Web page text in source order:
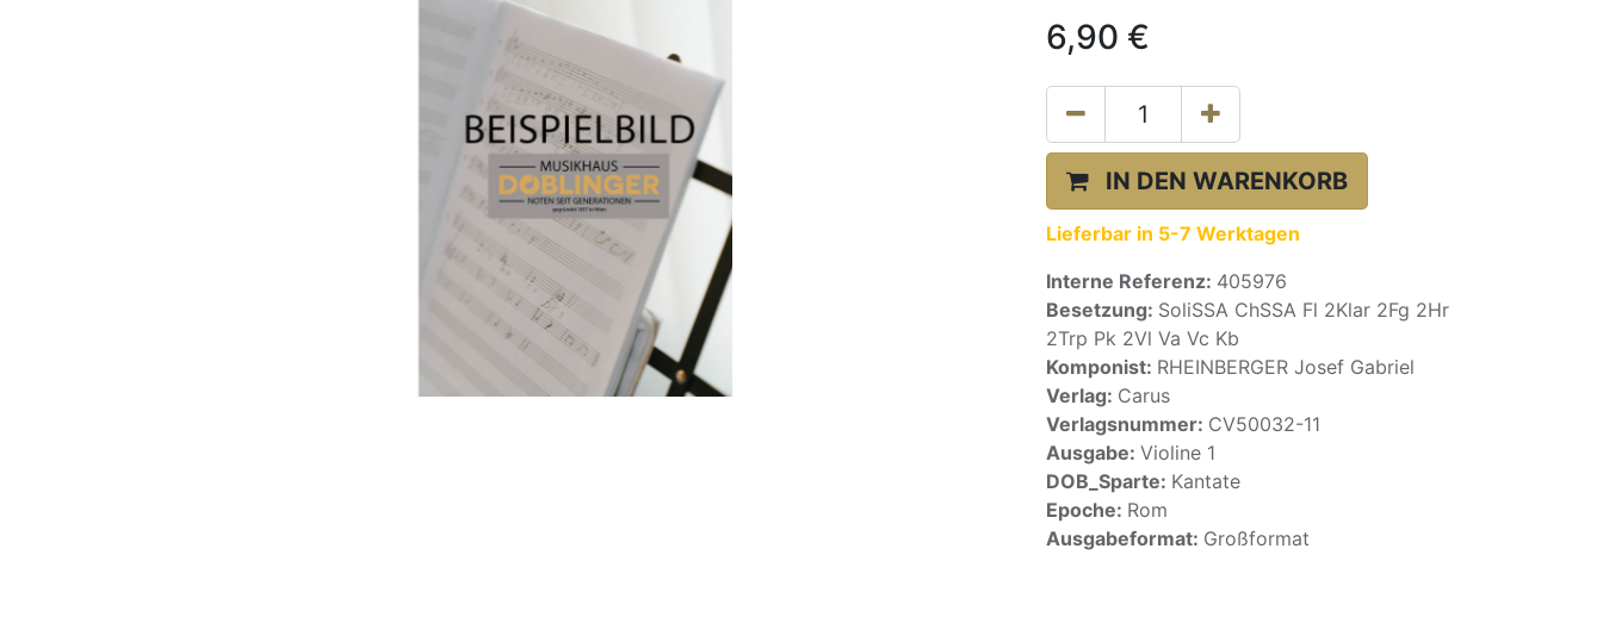
6,90 €
IN DEN WARENKORB
Lieferbar in 5-7 Werktagen
Interne Referenz: 405976
Besetzung: SoliSSA ChSSA Fl 2Klar 2Fg 2Hr
2Trp Pk 2Vl Va Vc Kb
Komponist: RHEINBERGER Josef Gabriel
Verlag: Carus
Verlagsnummer: CV50032-11
Ausgabe: Violine 1
DOB_Sparte: Kantate
Epoche: Rom
Ausgabeformat: Großformat